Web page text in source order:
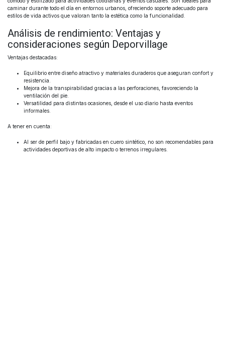
caminar durante todo el día en entornos urbanos, ofreciendo soporte adecuado para
estilos de vida activos que valoran tanto la estética como la funcionalidad.
Análisis de rendimiento: Ventajas y
consideraciones según Deporvillage
Ventajas destacadas:
Equilibrio entre diseño atractivo y materiales duraderos que aseguran confort y
resistencia.
Mejora de la transpirabilidad gracias a las perforaciones, favoreciendo la
ventilación del pie.
Versatilidad para distintas ocasiones, desde el uso diario hasta eventos
informales.
A tener en cuenta:
Al ser de perfil bajo y fabricadas en cuero sintético, no son recomendables para
actividades deportivas de alto impacto o terrenos irregulares.